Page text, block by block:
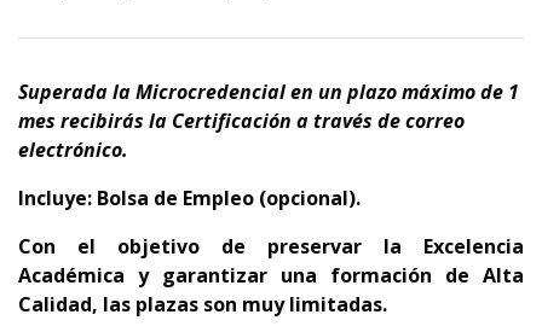
Superada la Microcredencial en un plazo máximo de 1
mes recibirás la Certificación a través de correo
electrónico.
Incluye: Bolsa de Empleo (opcional).
Con el objetivo de preservar la Excelencia
Académica y garantizar una formación de Alta
Calidad, las plazas son muy limitadas.